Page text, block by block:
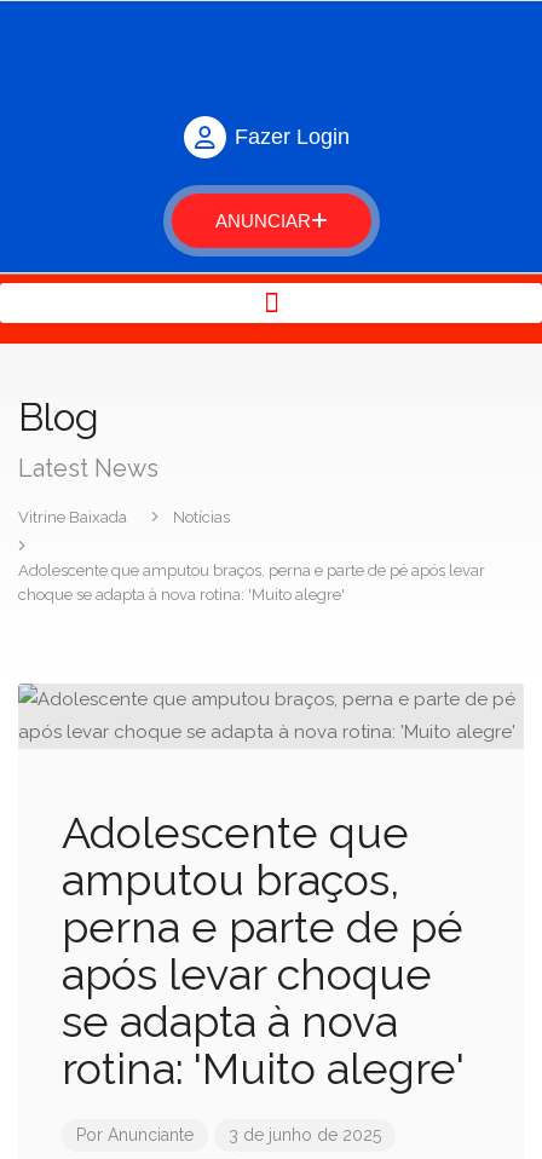
Fazer Login
ANUNCIAR
Blog
Latest News
Vitrine Baixada Notícias
Adolescente que amputou braços, perna e parte de pé após levar
choque se adapta à nova rotina: 'Muito alegre'
Adolescente que
amputou braços,
perna e parte de pé
após levar choque
se adapta à nova
rotina: 'Muito alegre'
Por Anunciante 3 de junho de 2025